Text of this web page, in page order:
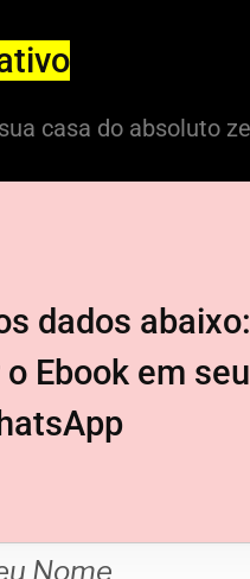
casa do absoluto
dados abaixo:
Ebook em seu